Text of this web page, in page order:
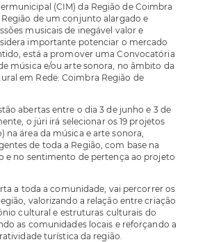
(CIM) da Região de Coimbra
Região de um conjunto alargado e
musicais de inegável valor e
importante potenciar o mercado
está a promover uma Convocatória
música e/ou arte sonora, no âmbito da
em Rede: Coimbra Região de
abertas entre o dia 3 de junho e 3 de
o júri irá selecionar os 19 projetos
área da música e arte sonora,
de toda a Região, com base na
e no sentimento de pertença ao projeto
a toda a comunidade, vai percorrer os
valorizando a relação entre criação
cultural e estruturas culturais do
as comunidades locais e reforçando a
turística da região.